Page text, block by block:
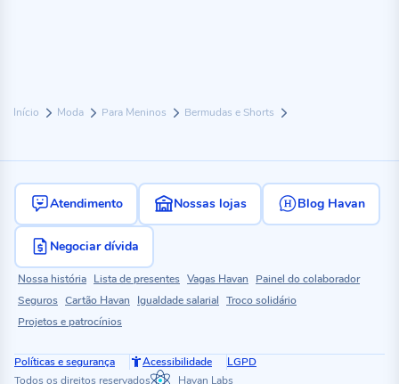
Início Moda Para Meninos Bermudas e Shorts
Atendimento Nossas lojas Blog Havan
Negociar dívida
Nossa história Lista de presentes Vagas Havan
Painel do colaborador
Seguros Cartão Havan Igualdade salarial Troco solidário
Projetos e patrocínios
Políticas e segurança Acessibilidade
LGPD
Todos os direitos reservados
Havan Labs